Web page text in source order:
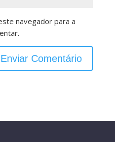
navegador para a